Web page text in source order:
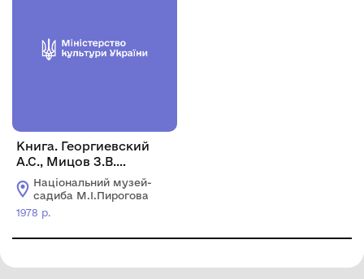
Книга. Георгиевский
А.С., Мицов З.В.
Медицинская
общественность и
военная медицина в
Освободительной
войне на Балканах в
"Медицина", 1978. 236 с.
Національний музей-
садиба М.І.Пирогова
1978 р.